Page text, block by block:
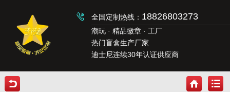
全国定制热线： 18826803273
潮玩 · 精品徽章 · 工厂
热门盲盒生产厂家
迪士尼连续30年认证供应商